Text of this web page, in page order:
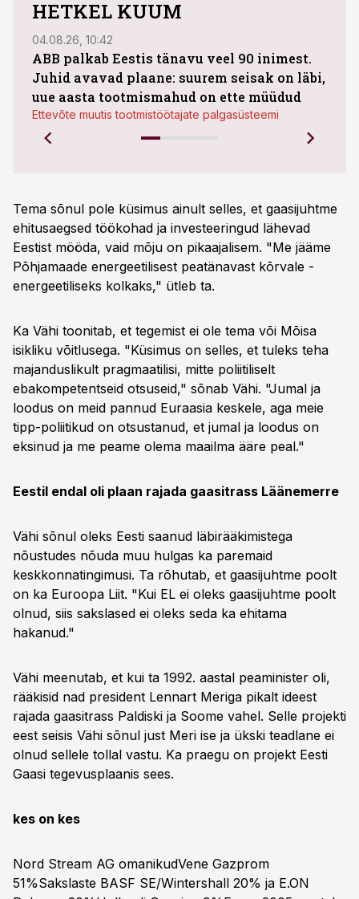
HETKEL KUUM
04.08.26, 10:42
ABB palkab Eestis tänavu veel 90 inimest.
Juhid avavad plaane: suurem seisak on läbi,
uue aasta tootmismahud on ette müüdud
Ettevõte muutis tootmistöötajate palgasüsteemi
Tema sõnul pole küsimus ainult selles, et gaasijuhtme
ehitusaegsed töökohad ja investeeringud lähevad
Eestist mööda, vaid mõju on pikaajalisem. "Me jääme
Põhjamaade energeetilisest peatänavast kõrvale -
energeetiliseks kolkaks," ütleb ta.
Ka Vähi toonitab, et tegemist ei ole tema või Mõisa
isikliku võitlusega. "Küsimus on selles, et tuleks teha
majanduslikult pragmaatilisi, mitte poliitiliselt
ebakompetentseid otsuseid," sõnab Vähi. "Jumal ja
loodus on meid pannud Euraasia keskele, aga meie
tipp-poliitikud on otsustanud, et jumal ja loodus on
eksinud ja me peame olema maailma ääre peal."
Eestil endal oli plaan rajada gaasitrass Läänemerre
Vähi sõnul oleks Eesti saanud läbirääkimistega
nõustudes nõuda muu hulgas ka paremaid
keskkonnatingimusi. Ta rõhutab, et gaasijuhtme poolt
on ka Euroopa Liit. "Kui EL ei oleks gaasijuhtme poolt
olnud, siis sakslased ei oleks seda ka ehitama
hakanud."
Vähi meenutab, et kui ta 1992. aastal peaminister oli,
rääkisid nad president Lennart Meriga pikalt ideest
rajada gaasitrass Paldiski ja Soome vahel. Selle projekti
eest seisis Vähi sõnul just Meri ise ja ükski teadlane ei
olnud sellele tollal vastu. Ka praegu on projekt Eesti
Gaasi tegevusplaanis sees.
kes on kes
Nord Stream AG omanikudVene Gazprom
51%Sakslaste BASF SE/Wintershall 20% ja E.ON